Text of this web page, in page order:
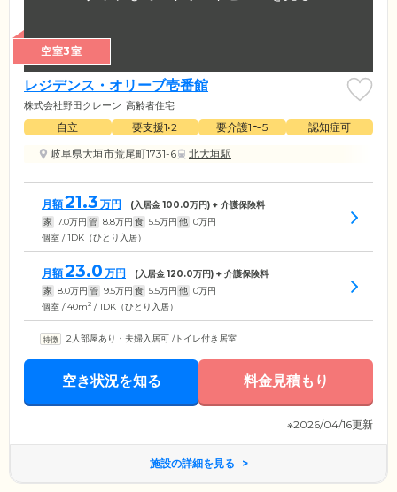
空室3室
レジデンス・オリーブ壱番館
株式会社野田クレーン 高齢者住宅
自立 要支援1•2 要介護1〜5
認知症可
岐阜県大垣市荒尾町1731-6
北大垣駅
月額21.3 万円 (入居金100.0万円) + 介護保険料
家 7.0万円 管 8.8万円 食 5.5万円 他 0万円
個室 / 1DK（ひとり入居）
月額23.0 万円 (入居金120.0万円) + 介護保険料
家 8.0万円 管 9.5万円 食 5.5万円 他 0万円
個室 / 40m2 / 1DK（ひとり入居）
2人部屋あり・夫婦入居可 /トイレ付き居室
空き状況を知る 料金見積もり
※2026/04/16更新
施設の詳細を見る